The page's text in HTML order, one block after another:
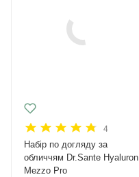
4
Набір по догляду за
обличчям Dr.Sante Hyaluron
Mezzo Pro